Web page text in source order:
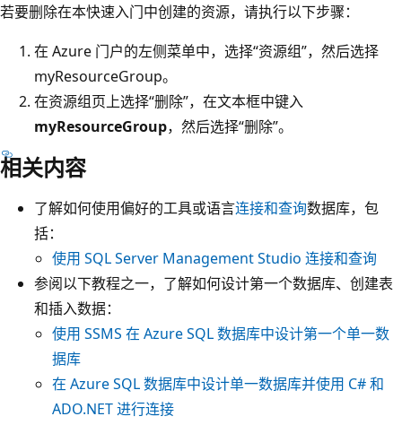
若要删除在本快速入门中创建的资源，请执行以下步骤：
在 Azure 门户的左侧菜单中，选择“资源组”，然后选择
myResourceGroup。
在资源组页上选择“删除”，在文本框中键入
myResourceGroup，然后选择“删除”。
相关内容
了解如何使用偏好的工具或语言连接和查询数据库，包
括：
使用 SQL Server Management Studio 连接和查询
参阅以下教程之一，了解如何设计第一个数据库、创建表
和插入数据：
使用 SSMS 在 Azure SQL 数据库中设计第一个单一数
据库
在 Azure SQL 数据库中设计单一数据库并使用 C# 和
ADO.NET 进行连接